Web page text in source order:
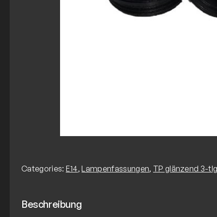
Categories: E14,Lampenfassungen, TP glänzend 3-
Beschreibung